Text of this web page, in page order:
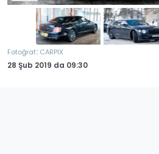
Fotoğraf: CARPIX
28 Şub 2019 da 09:30